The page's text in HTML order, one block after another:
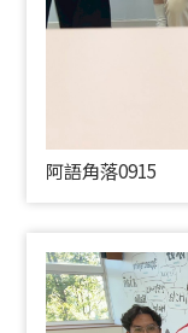
阿語角落0915